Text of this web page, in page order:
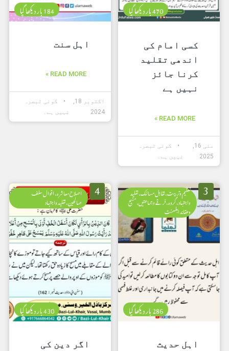
470 بار دیکھا گیا
کسی امام کی
اندھی تقلید
کرنا جائز
نہیں ہے
READ MORE »
مئی 16,
2025
کوئی تبصرہ
نہیں ہے۔
184 بار دیکھا گیا
اہل سنت
READ MORE »
اکتوبر 18,
2024
کوئی تبصرہ
نہیں ہے۔
3 تعلیم وتربیت، تقابل مسالک، تقلید
واجتہاد، گروہ، فرقے وجماعتیں، منہج
وعقائد اہلسنت
286 بار دیکھا گیا
اہل حدیث
4 اصلاح معاشرہ، اقوال سلف
صالحین، تقلید واجتہاد
430 بار دیکھا گیا
اگر دین کی